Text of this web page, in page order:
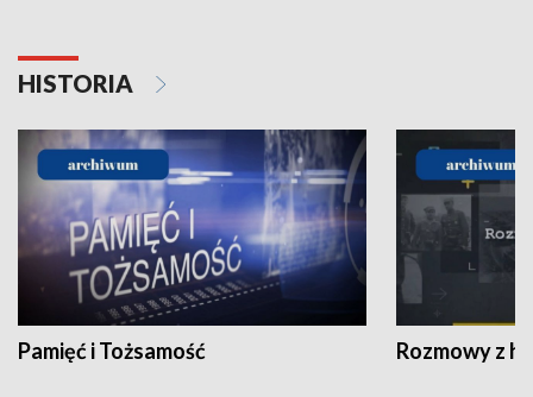
HISTORIA
Pamięć i Tożsamość Rozmowy z